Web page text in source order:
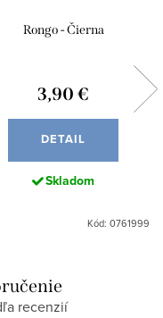
Rongo - Čierna
3,90 €
DETAIL
Skladom
Kód: 0761999
recenzií